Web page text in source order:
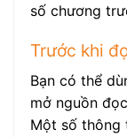
số chương
Trước khi
Bạn có thể
mở nguồn
Một số thông